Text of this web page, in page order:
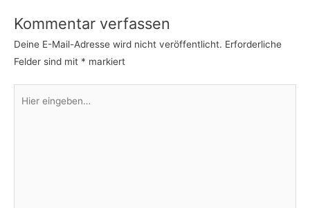
Kommentar verfassen
Deine E-Mail-Adresse wird nicht veröffentlicht. Erforderliche
Felder sind mit * markiert
eingeben…